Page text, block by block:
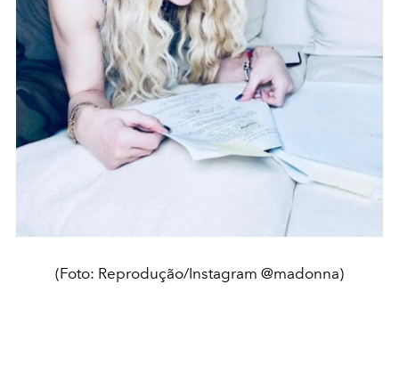
(Foto: Reprodução/Instagram @madonna)